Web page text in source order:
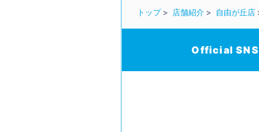
トップ 店舗紹介 自由が丘店
Official SNS